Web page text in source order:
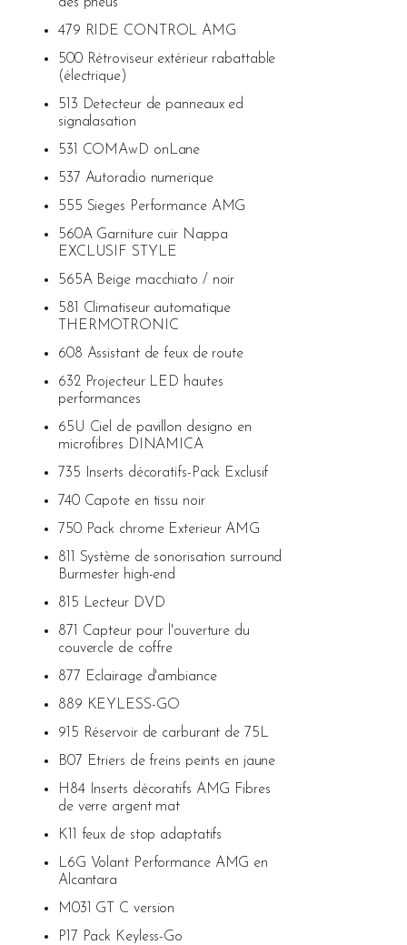
479 RIDE CONTROL AMG
500 Rétroviseur extérieur rabattable
(électrique)
513 Detecteur de panneaux ed
signalasation
531 COMAwD onLane
537 Autoradio numerique
555 Sieges Performance AMG
560A Garniture cuir Nappa
EXCLUSIF STYLE
565A Beige macchiato / noir
581 Climatiseur automatique
THERMOTRONIC
608 Assistant de feux de route
632 Projecteur LED hautes
performances
65U Ciel de pavillon designo en
microfibres DINAMICA
735 Inserts décoratifs-Pack Exclusif
740 Capote en tissu noir
750 Pack chrome Exterieur AMG
811 Système de sonorisation surround
Burmester high-end
815 Lecteur DVD
871 Capteur pour l'ouverture du
couvercle de coffre
877 Eclairage d'ambiance
889 KEYLESS-GO
915 Réservoir de carburant de 75L
B07 Etriers de freins peints en jaune
H84 Inserts décoratifs AMG Fibres
de verre argent mat
K11 feux de stop adaptatifs
L6G Volant Performance AMG en
Alcantara
M031 GT C version
P17 Pack Keyless-Go